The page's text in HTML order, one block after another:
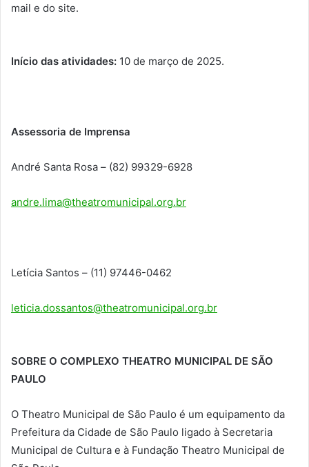
mail e do site.
Início das atividades: 10 de março de 2025.
Assessoria de Imprensa
André Santa Rosa – (82) 99329-6928
andre.lima@theatromunicipal.org.br
Letícia Santos – (11) 97446-0462
leticia.dossantos@theatromunicipal.org.br
SOBRE O COMPLEXO THEATRO MUNICIPAL DE SÃO
PAULO
O Theatro Municipal de São Paulo é um equipamento da
Prefeitura da Cidade de São Paulo ligado à Secretaria
Municipal de Cultura e à Fundação Theatro Municipal de